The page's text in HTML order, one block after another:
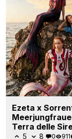
Ezeta x
Terra delle
5 8 0 911